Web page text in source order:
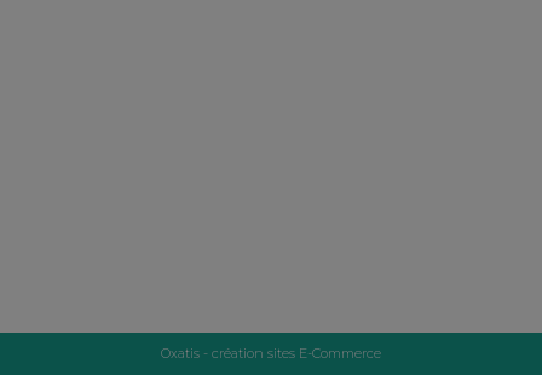
Oxatis - création sites E-Commerce